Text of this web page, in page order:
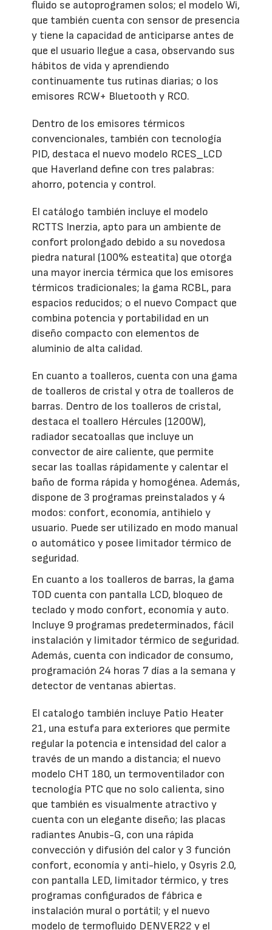
fluido se autoprogramen solos; el modelo Wi,
que también cuenta con sensor de presencia
y tiene la capacidad de anticiparse antes de
que el usuario llegue a casa, observando sus
hábitos de vida y aprendiendo
continuamente tus rutinas diarias; o los
emisores RCW+ Bluetooth y RCO.
Dentro de los emisores térmicos
convencionales, también con tecnología
PID, destaca el nuevo modelo RCES_LCD
que Haverland define con tres palabras:
ahorro, potencia y control.
El catálogo también incluye el modelo
RCTTS Inerzia, apto para un ambiente de
confort prolongado debido a su novedosa
piedra natural (100% esteatita) que otorga
una mayor inercia térmica que los emisores
térmicos tradicionales; la gama RCBL, para
espacios reducidos; o el nuevo Compact que
combina potencia y portabilidad en un
diseño compacto con elementos de
aluminio de alta calidad.
En cuanto a toalleros, cuenta con una gama
de toalleros de cristal y otra de toalleros de
barras. Dentro de los toalleros de cristal,
destaca el toallero Hércules (1200W),
radiador secatoallas que incluye un
convector de aire caliente, que permite
secar las toallas rápidamente y calentar el
baño de forma rápida y homogénea. Además,
dispone de 3 programas preinstalados y 4
modos: confort, economía, antihielo y
usuario. Puede ser utilizado en modo manual
o automático y posee limitador térmico de
seguridad.
En cuanto a los toalleros de barras, la gama
TOD cuenta con pantalla LCD, bloqueo de
teclado y modo confort, economía y auto.
Incluye 9 programas predeterminados, fácil
instalación y limitador térmico de seguridad.
Además, cuenta con indicador de consumo,
programación 24 horas 7 días a la semana y
detector de ventanas abiertas.
El catalogo también incluye Patio Heater
21, una estufa para exteriores que permite
regular la potencia e intensidad del calor a
través de un mando a distancia; el nuevo
modelo CHT 180, un termoventilador con
tecnología PTC que no solo calienta, sino
que también es visualmente atractivo y
cuenta con un elegante diseño; las placas
radiantes Anubis-G, con una rápida
convección y difusión del calor y 3 función
confort, economía y anti-hielo, y Osyris 2.0,
con pantalla LED, limitador térmico, y tres
programas configurados de fábrica e
instalación mural o portátil; y el nuevo
modelo de termofluido DENVER22 y el